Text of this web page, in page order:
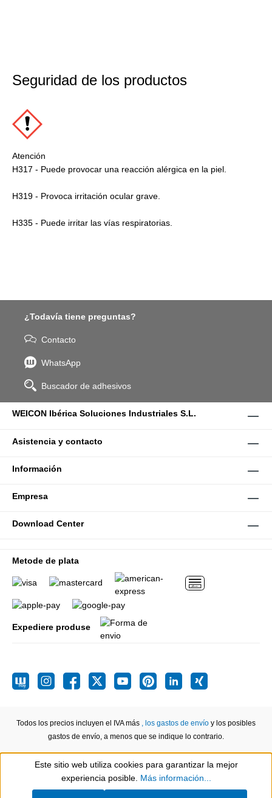
Seguridad de los productos
Atención
H317 - Puede provocar una reacción alérgica en la piel.
H319 - Provoca irritación ocular grave.
H335 - Puede irritar las vías respiratorias.
¿Todavía tiene preguntas?
Contacto
WhatsApp
Buscador de adhesivos
WEICON Ibérica Soluciones Industriales S.L.
Asistencia y contacto
Información
Empresa
Download Center
Metode de plata
Expediere produse
Todos los precios incluyen el IVA más , los gastos de envío y los posibles
gastos de envío, a menos que se indique lo contrario.
Show toolbar
Este sitio web utiliza cookies para garantizar la mejor
experiencia posible. Más información...